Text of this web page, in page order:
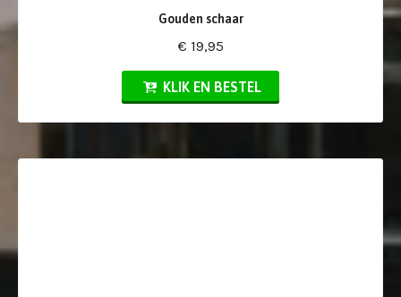
Gouden schaar
€ 19,95
KLIK EN BESTEL